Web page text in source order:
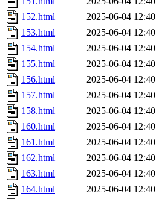
152.html
2025-06-04 12:40
153.html
2025-06-04 12:40
154.html
2025-06-04 12:40
155.html
2025-06-04 12:40
156.html
2025-06-04 12:40
157.html
2025-06-04 12:40
158.html
2025-06-04 12:40
160.html
2025-06-04 12:40
161.html
2025-06-04 12:40
162.html
2025-06-04 12:40
163.html
2025-06-04 12:40
164.html
2025-06-04 12:40